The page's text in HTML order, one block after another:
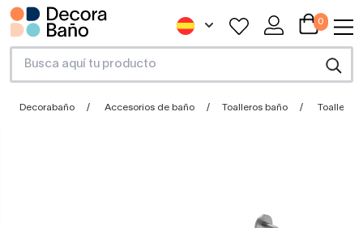
0
Decorabaño Accesorios de baño Toalleros baño Toallero